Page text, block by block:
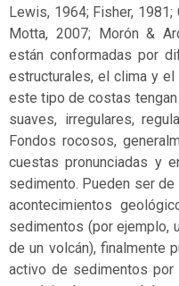
Extinto
Extinto
a
nivel
regional
Extinto
en
estado
silvestre
Extinto
en
Lewis, 1964; Fisher, 1981;
Motta, 2007; Morón &
están conformadas por
estructurales, el clima y
este tipo de costas
suaves, irregulares,
Fondos rocosos,
cuestas pronunciadas y
sedimento. Pueden ser
acontecimientos
sedimentos (por ejemplo,
de un volcán), finalmente
activo de sedimentos